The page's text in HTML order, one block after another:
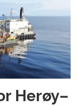
Herøy–